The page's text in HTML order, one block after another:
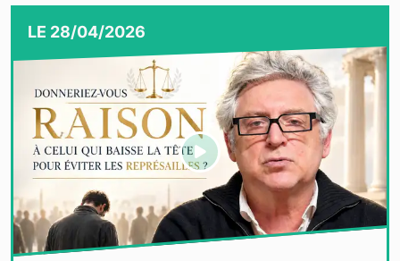
LE 28/04/2026